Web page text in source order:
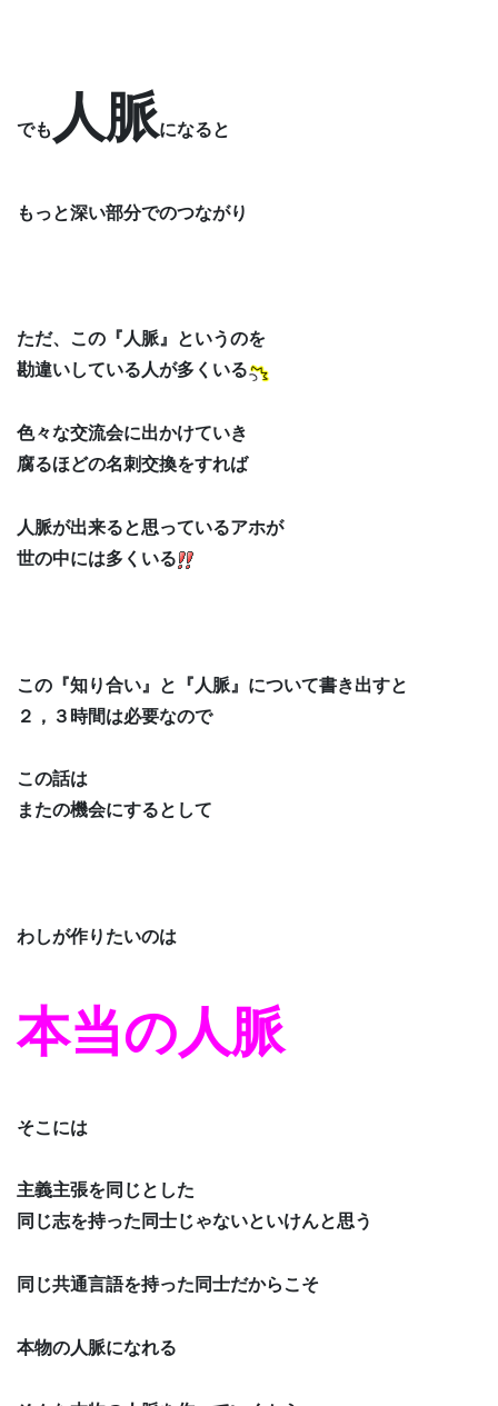
でも 人脈になると
もっと深い部分でのつながり
ただ、この『人脈』というのを
勘違いしている人が多くいる
色々な交流会に出かけていき
腐るほどの名刺交換をすれば
人脈が出来ると思っているアホが
世の中には多くいる
この『知り合い』と『人脈』について書き出すと
２，３時間は必要なので
この話は
またの機会にするとして
わしが作りたいのは
本当の人脈
そこには
主義主張を同じとした
同じ志を持った同士じゃないといけんと思う
同じ共通言語を持った同士だからこそ
本物の人脈になれる